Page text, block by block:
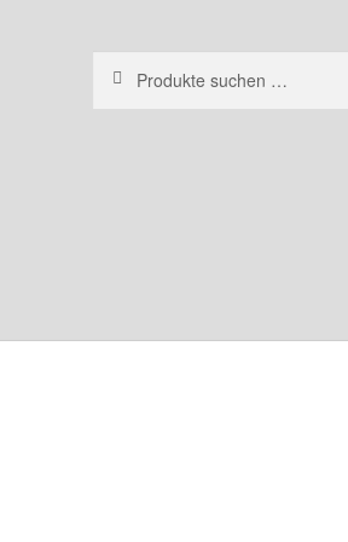
nach: